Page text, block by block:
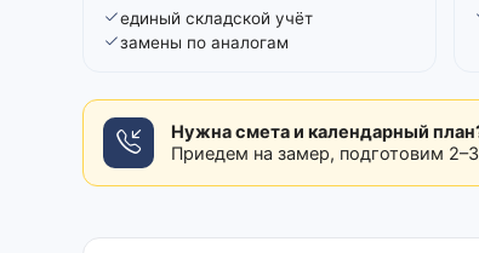
единый складской учёт
замены по аналогам
Нужна смета и календарный
Приедем на замер, подготовим